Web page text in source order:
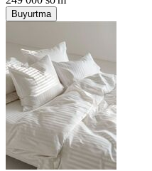
Buyurtma